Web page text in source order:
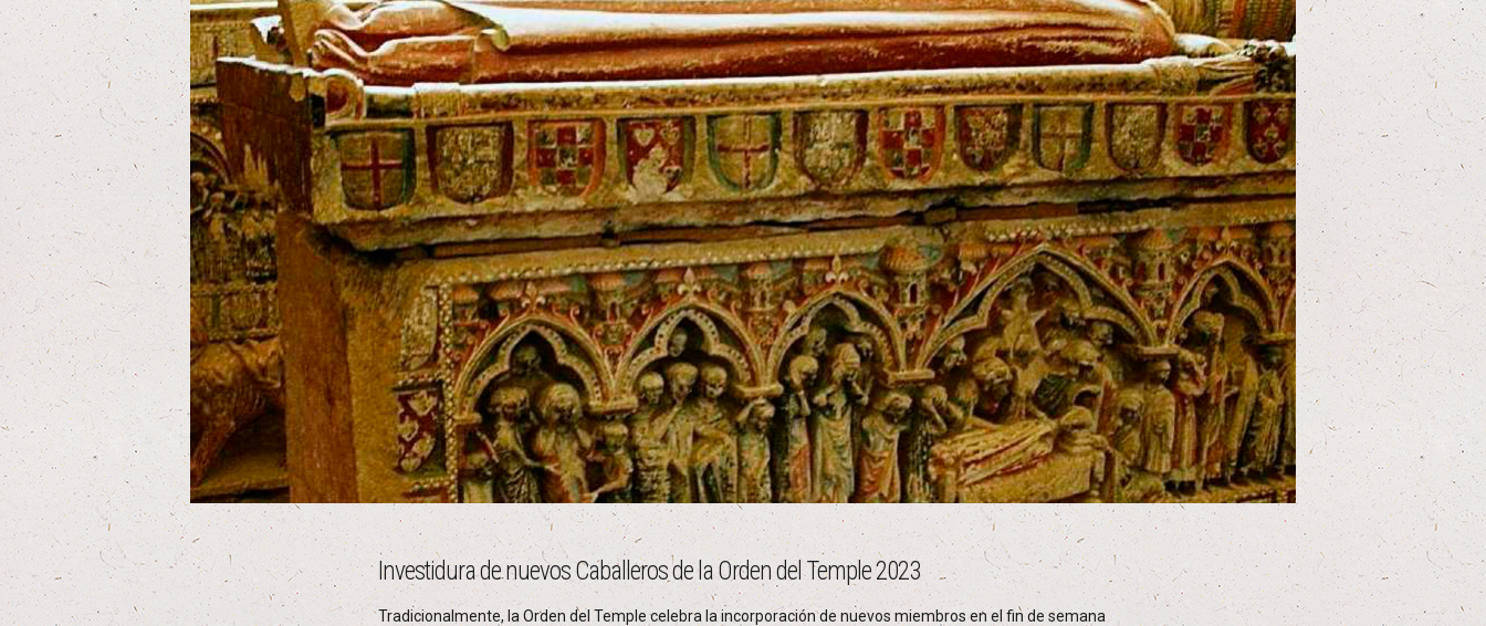
Investidura de nuevos Caballeros de la Orden del Temple 2023
Tradicionalmente, la Orden del Temple celebra la incorporación de nuevos miembros en el fin de semana